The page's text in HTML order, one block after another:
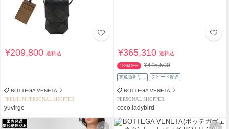
¥209,800送料込
BOTTEGA VENETA
PREMIUM PERSONAL SHOPPER
yuvirgo
¥365,310送料込
18%OFF ¥445,500
関税負担なし スピード配送
BOTTEGA VENETA
PERSONAL SHOPPER
coco.ladybird